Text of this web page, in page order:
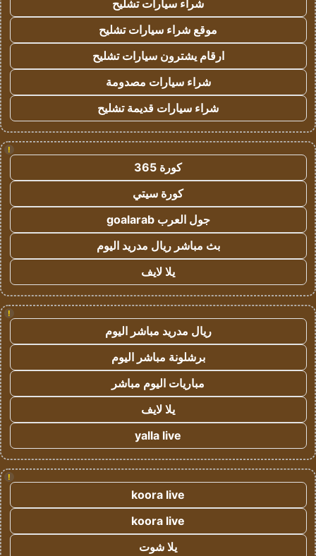
شراء سيارات تشليح
موقع شراء سيارات تشليح
ارقام يشترون سيارات تشليح
شراء سيارات مصدومة
شراء سيارات قديمة تشليح
!
كورة 365
كورة سيتي
جول العرب goalarab
بث مباشر ريال مدريد اليوم
يلا لايف
!
ريال مدريد مباشر اليوم
برشلونة مباشر اليوم
مباريات اليوم مباشر
يلا لايف
yalla live
!
koora live
koora live
يلا شوت